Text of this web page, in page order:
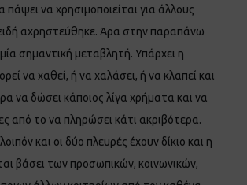
πάψει να χρησιμοποιείται για άλλους
αχρηστεύθηκε. Άρα στην παραπάνω
σημαντική μεταβλητή. Υπάρχει η
να χαθεί, ή να χαλάσει, ή να κλαπεί και
να δώσει κάποιος λίγα χρήματα και να
από το να πληρώσει κάτι ακριβότερα.
και οι δύο πλευρές έχουν δίκιο και η
βάσει των προσωπικών, κοινωνικών,